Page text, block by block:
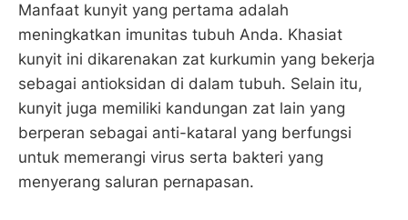
Manfaat kunyit yang pertama adalah
meningkatkan imunitas tubuh Anda. Khasiat
kunyit ini dikarenakan zat kurkumin yang bekerja
sebagai antioksidan di dalam tubuh. Selain itu,
kunyit juga memiliki kandungan zat lain yang
berperan sebagai anti-kataral yang berfungsi
untuk memerangi virus serta bakteri yang
menyerang saluran pernapasan.